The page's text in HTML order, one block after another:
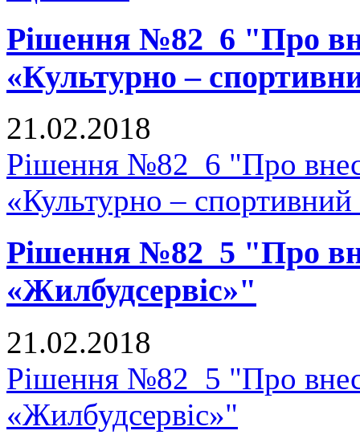
Рішення №82_6 "Про
«Культурно –
21.02.2018
Рішення №82_6 "Про
«Культурно –
Рішення №82_5 "Про
«Жилбудсервіс»"
21.02.2018
Рішення №82_5 "Про
«Жилбудсервіс»"